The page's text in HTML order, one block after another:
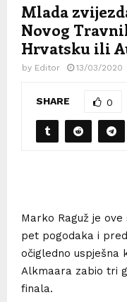
Mlada
Novog
Hrvatsku ili
by Editor 13/03/2020
SHARE 0
Marko Raguž je
pet pogodaka i
očigledno uspješna
Alkmaara zabio tri
finala.